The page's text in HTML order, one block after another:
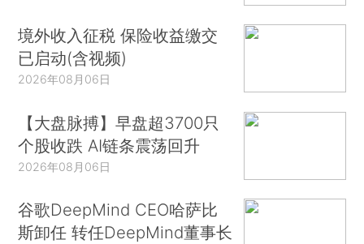
境外收入征税 保险收益缴交
已启动(含视频)
2026年08月06日
【大盘脉搏】早盘超3700只
个股收跌 AI链条震荡回升
2026年08月06日
谷歌DeepMind CEO哈萨比
斯卸任 转任DeepMind董事长